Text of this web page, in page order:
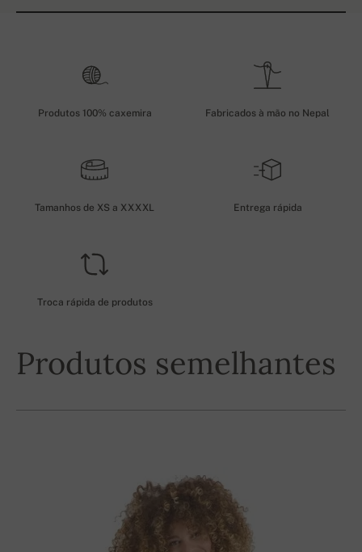
Produtos 100% caxemira Fabricados à mão no Nepal
Tamanhos de XS a XXXXL Entrega rápida
Troca rápida de produtos
Produtos semelhantes